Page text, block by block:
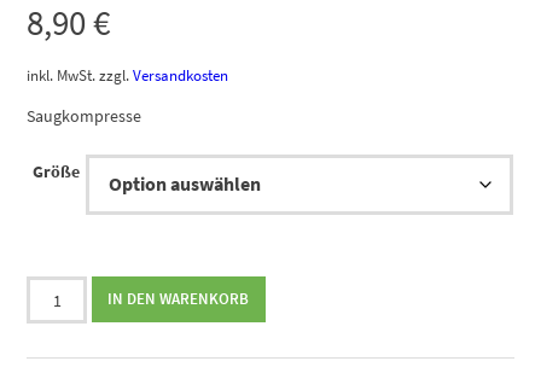
8,90€
inkl. MwSt. zzgl.Versandkosten
Saugkompresse
Größe
Nobasorb
Saugkompresse
IN DEN WARENKORB